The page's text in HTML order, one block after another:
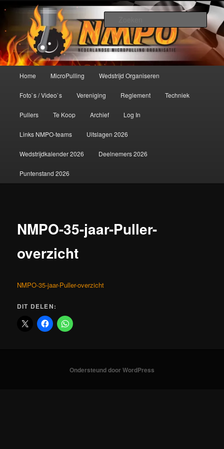
primaire
inhoudNederlandse MicroPulling
Organisatie
De meest krachtige modelbouwsport ter wereld!
Home MicroPulling Wedstrijd Organiseren
Foto`s / Video`s Vereniging Reglement Techniek
Pullers Te Koop Archief Log In
Links NMPO-teams Uitslagen 2026
Wedstrijdkalender 2026 Deelnemers 2026
Puntenstand 2026
NMPO-35-jaar-Puller-
overzicht
NMPO-35-jaar-Puller-overzicht
DIT DELEN:
Ondersteund door WordPress